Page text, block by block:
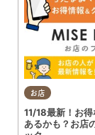
お店
11/18最新！お
あるかも？お店